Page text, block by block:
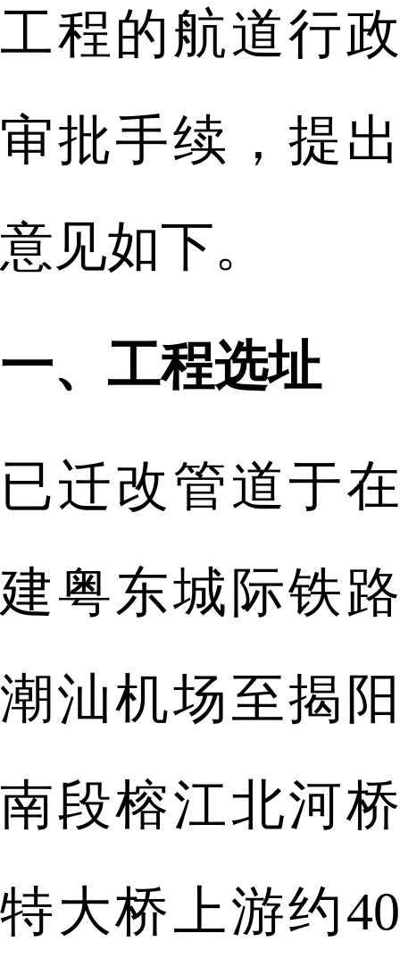
工程的航道行政
审批手续，提出
意见如下。
一、工程选址
已迁改管道于在
建粤东城际铁路
潮汕机场至揭阳
南段榕江北河桥
特大桥上游约40